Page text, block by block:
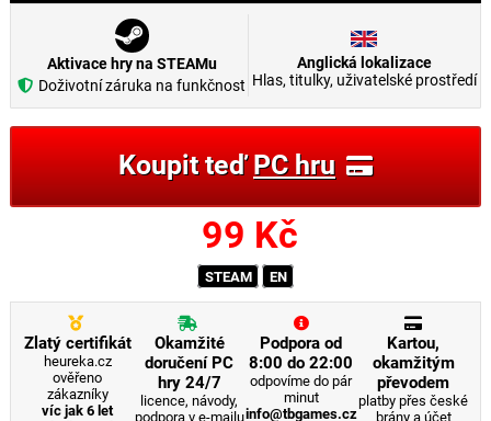
Aktivace hry na STEAMu
Doživotní záruka na funkčnost
Anglická lokalizace
Hlas, titulky, uživatelské prostředí
Koupit teďPC hru
99 Kč
STEAM EN
Zlatý certifikát
heureka.cz
ověřeno
zákazníky
víc jak 6 let
Okamžité
doručení PC
hry 24/7
licence, návody,
podpora v e-mailu
Podpora od
8:00 do 22:00
odpovíme do pár
minut
info@tbgames.cz
Kartou,
okamžitým
převodem
platby přes české
brány a účet